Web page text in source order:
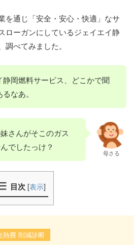
を通じ「安全・安心・快適」なサ
ローガンにしているジェイエイ静
べてみました。
静岡燃料サービス、どこかで聞
なあ。
さんがそこのガス
でしたっけ？
母さる
目次 [表示]
熱費 削減診断